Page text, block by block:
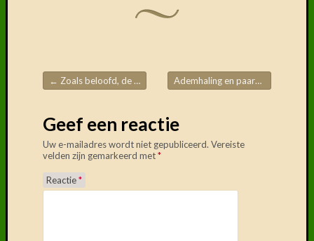
Post navigation
← Zoals beloofd, de eerste tips Ademhaling en paardrijden: deel 2
Geef een reactie
Uw e-mailadres wordt niet gepubliceerd. Vereiste
velden zijn gemarkeerd met*
Reactie*